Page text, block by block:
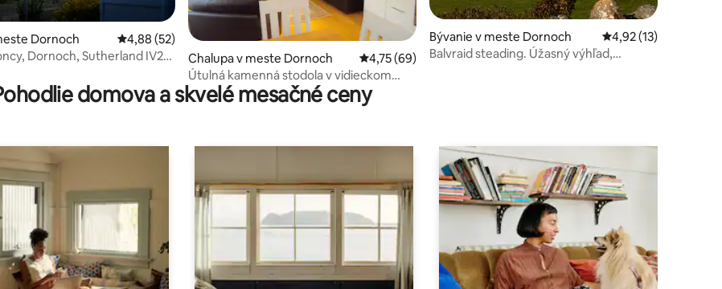
4,86 z 5, počet hodnotení: 14
Dornoch Priemerné ohodnotenie 4,88 z 5, počet hodnotení: 52
4,88 (52)
Dornoch, Sutherland IV25
Chalupa v meste Dornoch Priemerné ohodnotenie 4,75 z 5, počet hodnotení: 69
4,75 (69)
Útulná kamenná stodola v vidieckom
prostredí
Bývanie v meste Dornoch Priemerné
4,92 (13)
Balvraid steading. Úžasný výhľad,
domova a skvelé mesačné ceny